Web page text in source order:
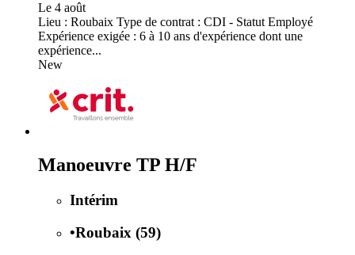
Le 4 août
Lieu : Roubaix Type de contrat : CDI - Statut Employé
Expérience exigée : 6 à 10 ans d'expérience dont une
expérience...
New
Manoeuvre TP H/F
Intérim
•Roubaix (59)